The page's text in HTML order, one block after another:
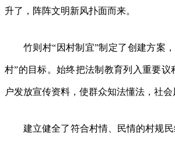
升了，阵阵文明新风扑面而来。
竹则村“因村制宜”制定了创建方案
村”的目标。始终把法制教育列入重要
户发放宣传资料，使群众知法懂法，社
建立健全了符合村情、民情的村规